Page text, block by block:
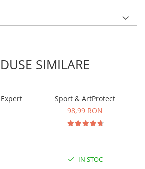
SIMILARE
Sport & ArtProtect
98,99 RON
IN STOC